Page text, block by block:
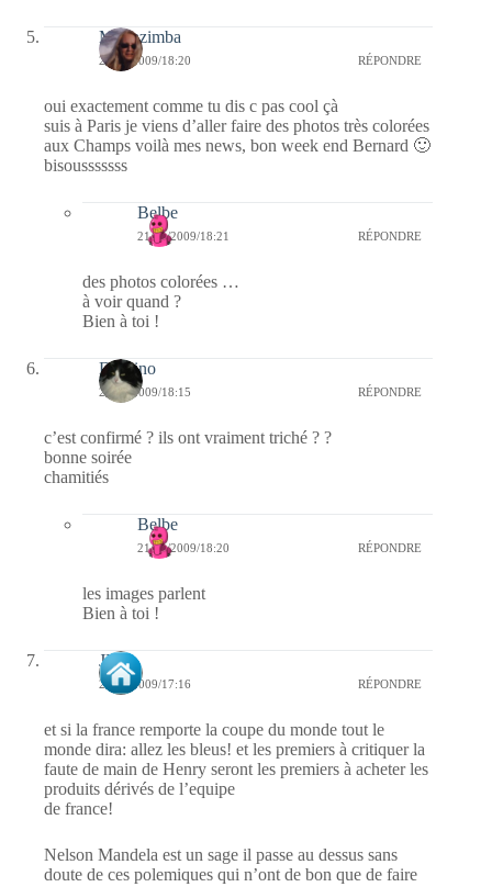
Monazimba
21/11/2009/18:20 RÉPONDRE
oui exactement comme tu dis c pas cool çà
suis à Paris je viens d’aller faire des photos très colorées
aux Champs voilà mes news, bon week end Bernard 🙂
bisousssssss
Belbe
21/11/2009/18:21 RÉPONDRE
des photos colorées …
à voir quand ?
Bien à toi !
Domino
21/11/2009/18:15 RÉPONDRE
c’est confirmé ? ils ont vraiment triché ? ?
bonne soirée
chamitiés
Belbe
21/11/2009/18:20 RÉPONDRE
les images parlent
Bien à toi !
JP
21/11/2009/17:16 RÉPONDRE
et si la france remporte la coupe du monde tout le
monde dira: allez les bleus! et les premiers à critiquer la
faute de main de Henry seront les premiers à acheter les
produits dérivés de l’equipe
de france!
Nelson Mandela est un sage il passe au dessus sans
doute de ces polemiques qui n’ont de bon que de faire